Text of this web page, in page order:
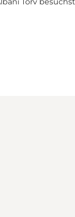
Torv